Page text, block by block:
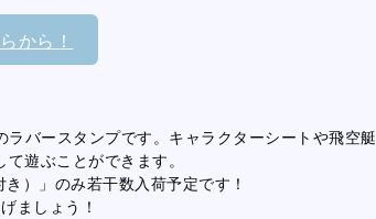
から！
バースタンプです。キャラクターシートや飛空艇
遊ぶことができます。
）」のみ若干数入荷予定です！
ましょう！